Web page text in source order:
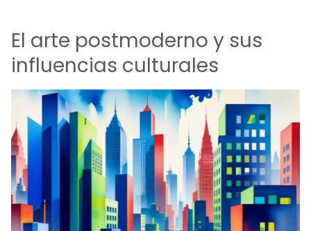
El arte postmoderno y sus
influencias culturales